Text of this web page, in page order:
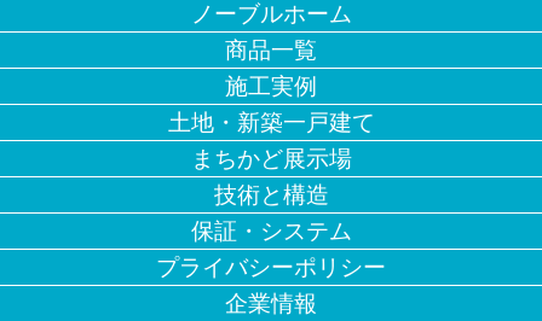
ノーブルホーム
商品一覧
施工実例
土地・新築一戸建て
まちかど展示場
技術と構造
保証・システム
プライバシーポリシー
企業情報